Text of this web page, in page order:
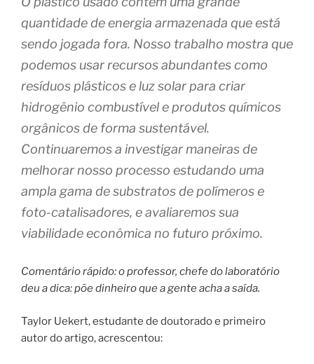
quantidade de energia armazenada que está
sendo jogada fora. Nosso trabalho mostra que
podemos usar recursos abundantes como
resíduos plásticos e luz solar para criar
hidrogênio combustível e produtos químicos
orgânicos de forma sustentável.
Continuaremos a investigar maneiras de
melhorar nosso processo estudando uma
ampla gama de substratos de polímeros e
foto-catalisadores, e avaliaremos sua
viabilidade econômica no futuro próximo.
Comentário rápido: o professor, chefe do laboratório
deu a dica: põe dinheiro que a gente acha a saída.
Taylor Uekert, estudante de doutorado e primeiro
autor do artigo, acrescentou: